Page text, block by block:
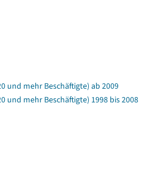
und mehr Beschäftigte) ab 2009
und mehr Beschäftigte) 1998 bis 2008